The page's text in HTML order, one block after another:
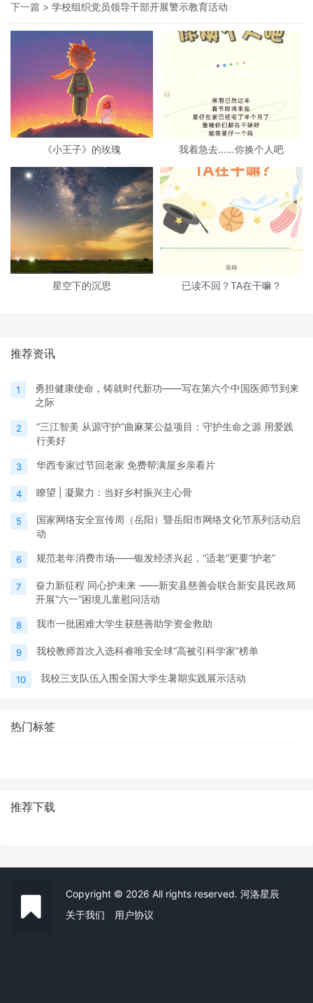
下一篇 > 学校组织党员领导干部开展警示教育活动
《小王子》的玫瑰 我着急去……你换个人吧
星空下的沉思 已读不回？TA在干嘛？
推荐资讯
1
勇担健康使命，铸就时代新功——写在第六个中国医师节到来
之际
2
“三江智美 从源守护”曲麻莱公益项目：守护生命之源 用爱践
行美好
3 华西专家过节回老家 免费帮满屋乡亲看片
4 瞭望 | 凝聚力：当好乡村振兴主心骨
5
国家网络安全宣传周（岳阳）暨岳阳市网络文化节系列活动启
动
6 规范老年消费市场——银发经济兴起，“适老”更要“护老”
7
奋力新征程 同心护未来 ——新安县慈善会联合新安县民政局
开展“六一”困境儿童慰问活动
8 我市一批困难大学生获慈善助学资金救助
9 我校教师首次入选科睿唯安全球“高被引科学家”榜单
10 我校三支队伍入围全国大学生暑期实践展示活动
热门标签
推荐下载
Copyright © 2026 All rights reserved. 河洛星辰
关于我们
用户协议